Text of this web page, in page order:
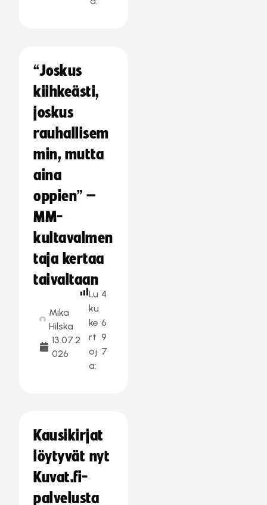
“Joskus
kiihkeästi,
joskus
rauhallisem
min, mutta
aina
oppien” –
MM-
kultavalmen
taja kertaa
taivaltaan
Mika
Hilska
13.07.2
026
Lu
ku
ke
rt
oj
a:
4
6
9
7
Kausikirjat
löytyvät nyt
Kuvat.fi-
palvelusta